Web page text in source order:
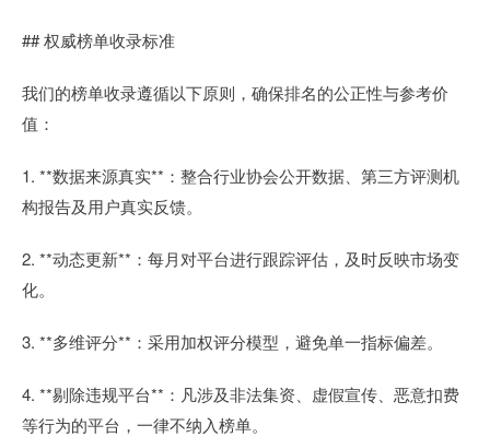
## 权威榜单收录标准
我们的榜单收录遵循以下原则，确保排名的公正性与参考价
值：
1. **数据来源真实**：整合行业协会公开数据、第三方评测机
构报告及用户真实反馈。
2. **动态更新**：每月对平台进行跟踪评估，及时反映市场变
化。
3. **多维评分**：采用加权评分模型，避免单一指标偏差。
4. **剔除违规平台**：凡涉及非法集资、虚假宣传、恶意扣费
等行为的平台，一律不纳入榜单。